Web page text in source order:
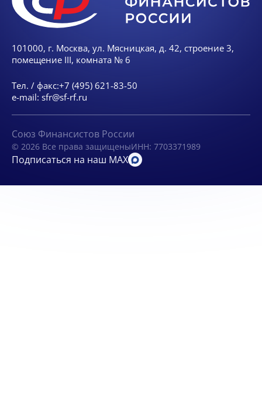
101000, г. Москва, ул. Мясницкая, д. 42, строение 3,
помещение III, комната № 6
Тел. / факс:+7 (495) 621-83-50
e-mail: sfr@sf-rf.ru
Союз Финансистов России
© 2026 Все права защищеныИНН: 7703371989
Подписаться на наш MAX